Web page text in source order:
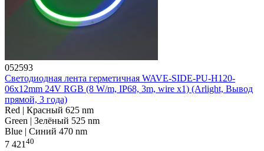
052593
Светодиодная лента герметичная WAVE-SIDE-PU-H120-
06x12mm 24V RGB (8 W/m, IP68, 3m, wire x1) (Arlight, Вывод
прямой, 3 года)
Red | Красный 625 nm
Green | Зелёный 525 nm
Blue | Синий 470 nm
7 42140